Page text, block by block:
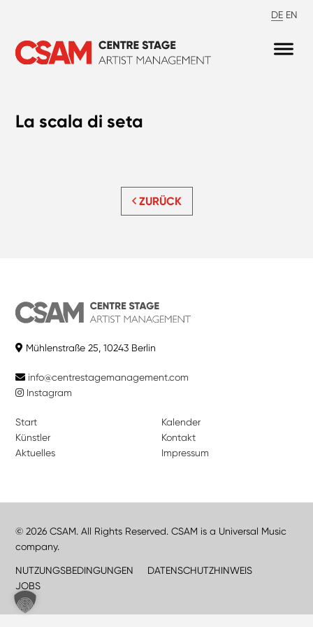
DE EN
La scala di seta
ZURÜCK
Mühlenstraße 25, 10243 Berlin
info@centrestagemanagement.com
Instagram
Start
Künstler
Aktuelles
Kalender
Kontakt
Impressum
© 2026 CSAM. All Rights Reserved. CSAM is a Universal Music
company.
NUTZUNGSBEDINGUNGEN
DATENSCHUTZHINWEIS
JOBS